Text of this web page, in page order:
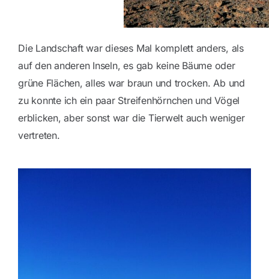
Die Landschaft war dieses Mal komplett anders, als
auf den anderen Inseln, es gab keine Bäume oder
grüne Flächen, alles war braun und trocken. Ab und
zu konnte ich ein paar Streifenhörnchen und Vögel
erblicken, aber sonst war die Tierwelt auch weniger
vertreten.